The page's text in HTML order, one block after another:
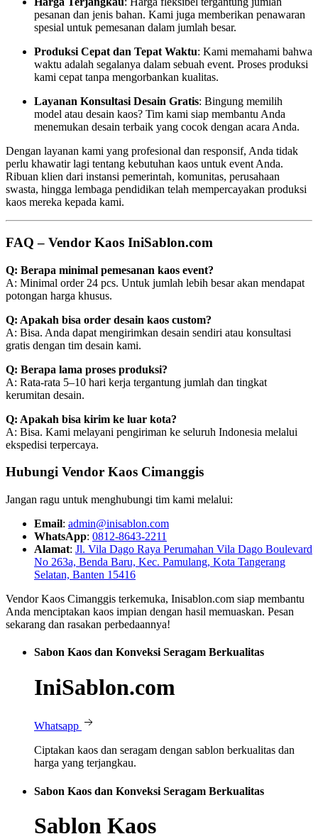
pesanan dan jenis bahan. Kami juga memberikan penawaran
spesial untuk pemesanan dalam jumlah besar.
Produksi Cepat dan Tepat Waktu: Kami memahami bahwa
waktu adalah segalanya dalam sebuah event. Proses produksi
kami cepat tanpa mengorbankan kualitas.
Layanan Konsultasi Desain Gratis: Bingung memilih
model atau desain kaos? Tim kami siap membantu Anda
menemukan desain terbaik yang cocok dengan acara Anda.
Dengan layanan kami yang profesional dan responsif, Anda tidak
perlu khawatir lagi tentang kebutuhan kaos untuk event Anda.
Ribuan klien dari instansi pemerintah, komunitas, perusahaan
swasta, hingga lembaga pendidikan telah mempercayakan produksi
kaos mereka kepada kami.
FAQ – Vendor Kaos IniSablon.com
Q: Berapa minimal pemesanan kaos event?
A: Minimal order 24 pcs. Untuk jumlah lebih besar akan mendapat
potongan harga khusus.
Q: Apakah bisa order desain kaos custom?
A: Bisa. Anda dapat mengirimkan desain sendiri atau konsultasi
gratis dengan tim desain kami.
Q: Berapa lama proses produksi?
A: Rata-rata 5–10 hari kerja tergantung jumlah dan tingkat
kerumitan desain.
Q: Apakah bisa kirim ke luar kota?
A: Bisa. Kami melayani pengiriman ke seluruh Indonesia melalui
ekspedisi terpercaya.
Hubungi Vendor Kaos Cimanggis
Jangan ragu untuk menghubungi tim kami melalui:
Email: admin@inisablon.com
WhatsApp: 0812-8643-2211
Alamat: Jl. Vila Dago Raya Perumahan Vila Dago Boulevard
No 263a, Benda Baru, Kec. Pamulang, Kota Tangerang
Selatan, Banten 15416
Vendor Kaos Cimanggis terkemuka, Inisablon.com siap membantu
Anda menciptakan kaos impian dengan hasil memuaskan. Pesan
sekarang dan rasakan perbedaannya!
Sabon Kaos dan Konveksi Seragam Berkualitas
IniSablon.com
Whatsapp
Ciptakan kaos dan seragam dengan sablon berkualitas dan
harga yang terjangkau.
Sabon Kaos dan Konveksi Seragam Berkualitas
Sablon Kaos